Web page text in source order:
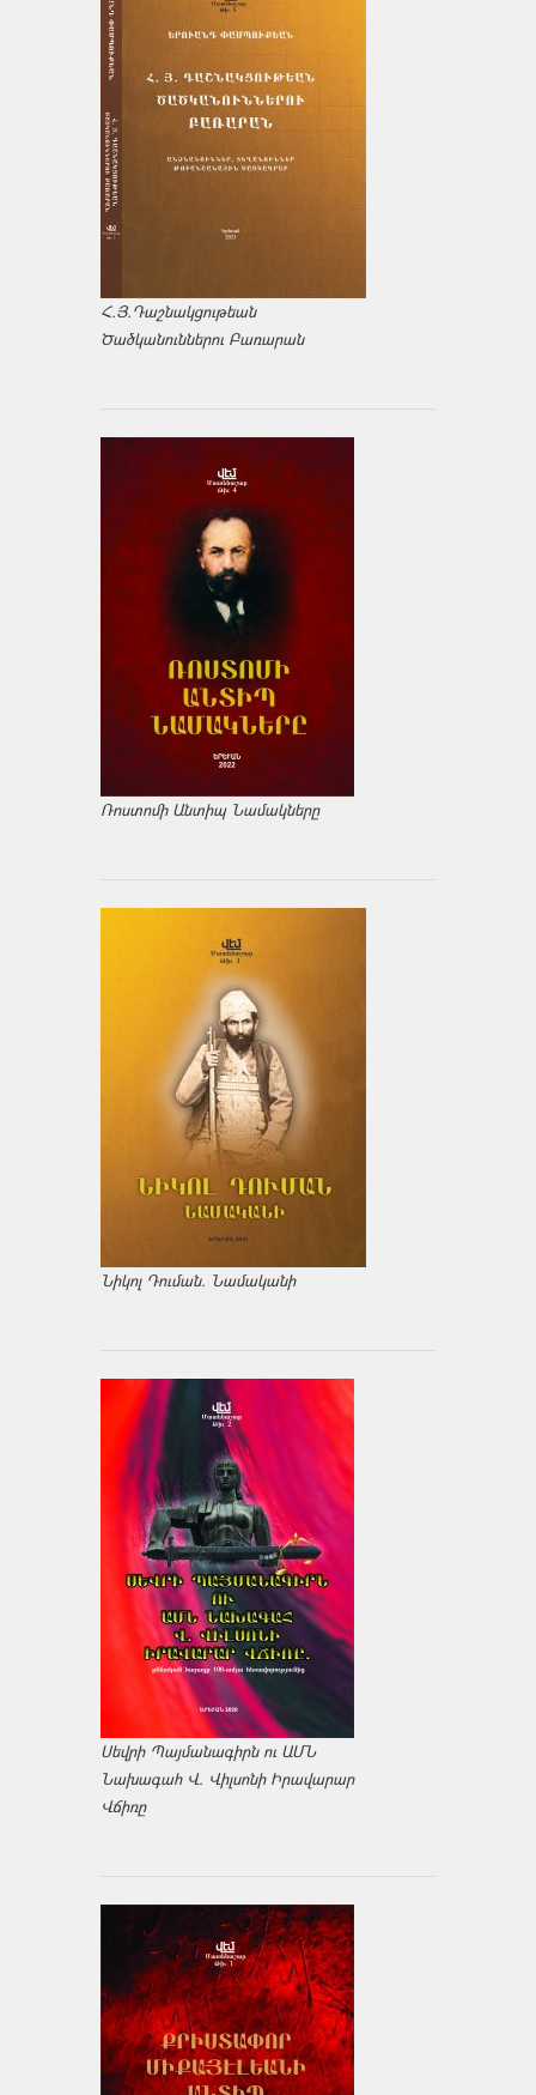
Հ.Յ.Դաշնակցութեան
Ծածկանուններու Բառարան
Ռոստոմի Անտիպ Նամակները
Նիկոլ Դուման. Նամականի
Սեվրի Պայմանագիրն ու ԱՄՆ
Նախագահ Վ. Վիլսոնի Իրավարար
Վճիռը